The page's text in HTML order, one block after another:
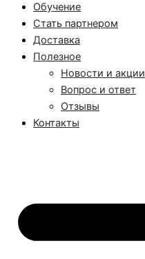
Обучение
Стать партнером
Доставка
Полезное
Новости и акции
Вопрос и ответ
Отзывы
Контакты